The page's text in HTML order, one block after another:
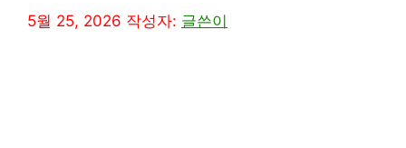
5월 25, 2026 작성자: 글쓴이